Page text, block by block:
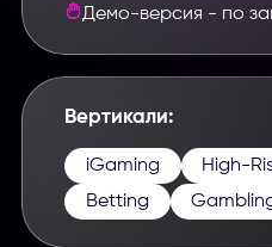
Демо-версия - по
Вертикали:
iGaming High-
Betting